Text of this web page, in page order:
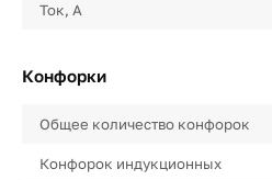
Ток, А
Конфорки
Общее количество конфорок
Конфорок индукционных